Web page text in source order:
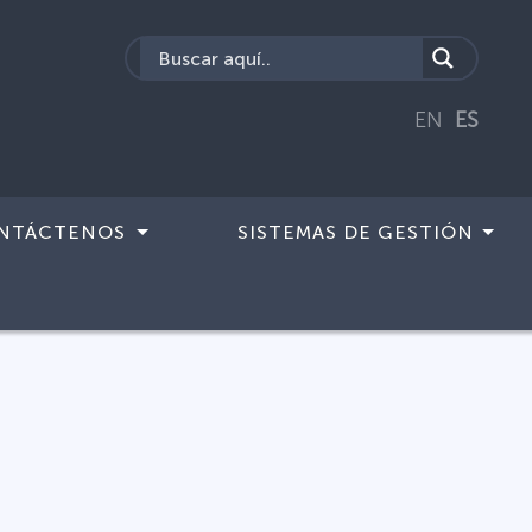
EN ES
SISTEMAS DE GESTIÓN